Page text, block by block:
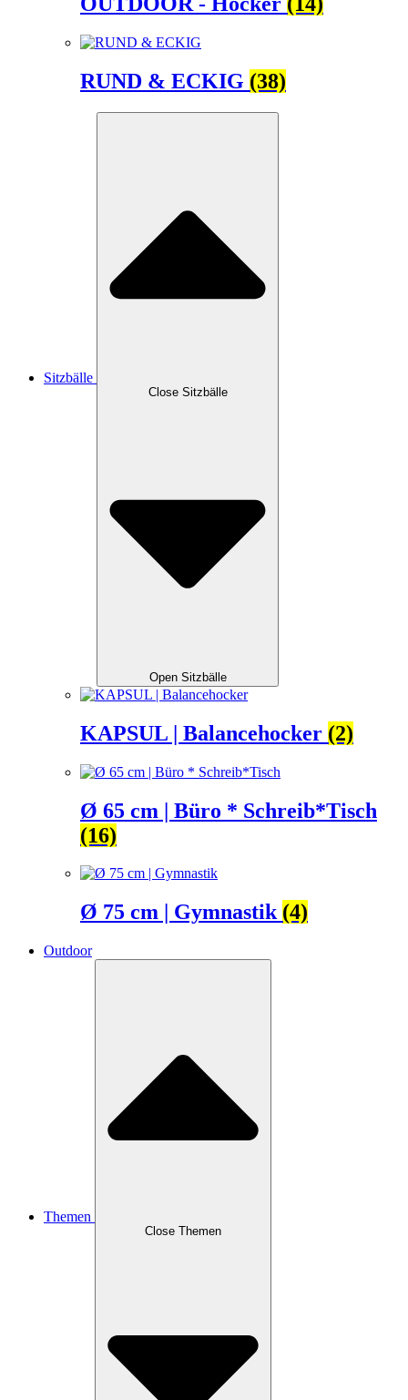
RUND & ECKIG (38)
Sitzbälle
Close Sitzbälle
Open Sitzbälle
KAPSUL | Balancehocker (2)
Ø 65 cm | Büro * Schreib*Tisch
(16)
Ø 75 cm | Gymnastik (4)
Outdoor
Themen
Close Themen